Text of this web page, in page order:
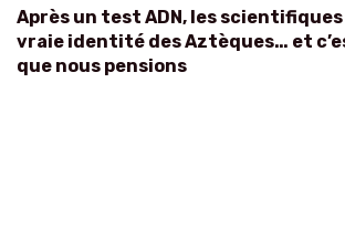
Après un test ADN, les
vraie identité des Aztèques… et
que nous pensions